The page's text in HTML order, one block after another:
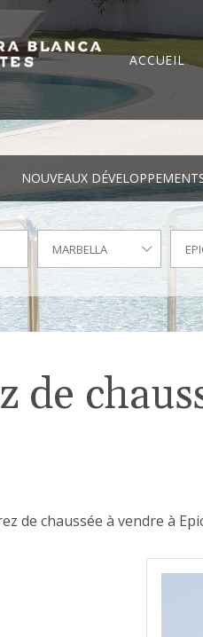
ACCUEIL
NOUVEAUX
MARBELLA
de
de chaussée à vendre à